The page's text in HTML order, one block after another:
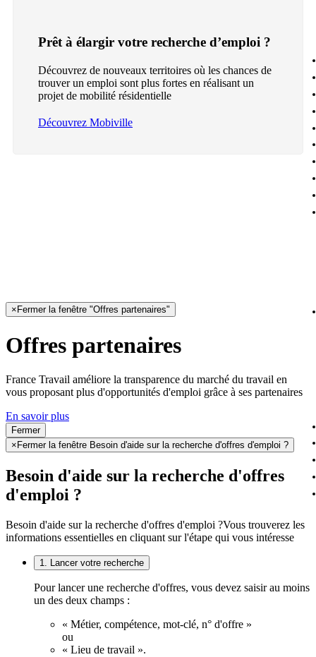
Prêt à élargir votre recherche d’emploi ?
Découvrez de nouveaux territoires où les chances de
trouver un emploi sont plus fortes en réalisant un
projet de mobilité résidentielle
Découvrez Mobiville
× Fermer la fenêtre "Offres partenaires"
Offres partenaires
France Travail améliore la transparence du marché du travail en
vous proposant plus d'opportunités d'emploi grâce à ses partenaires
En savoir plus
Fermer
× Fermer la fenêtre Besoin d'aide sur la recherche d'offres d'emploi ?
Besoin d'aide sur la recherche d'offres
d'emploi ?
Besoin d'aide sur la recherche d'offres d'emploi ?Vous trouverez les
informations essentielles en cliquant sur l'étape qui vous intéresse
1. Lancer votre recherche
Pour lancer une recherche d'offres, vous devez saisir au moins
un des deux champs :
« Métier, compétence, mot-clé, n° d'offre »
ou
« Lieu de travail ».